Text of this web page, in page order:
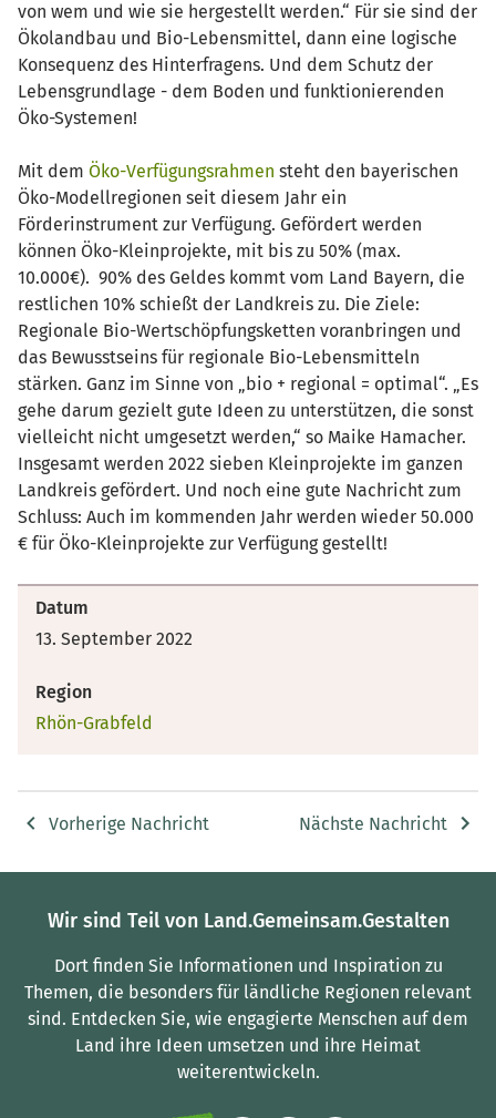
von wem und wie sie hergestellt werden.“ Für sie sind der
Ökolandbau und Bio-Lebensmittel, dann eine logische
Konsequenz des Hinterfragens. Und dem Schutz der
Lebensgrundlage - dem Boden und funktionierenden
Öko-Systemen!
Mit dem Öko-Verfügungsrahmen steht den bayerischen
Öko-Modellregionen seit diesem Jahr ein
Förderinstrument zur Verfügung. Gefördert werden
können Öko-Kleinprojekte, mit bis zu 50% (max.
10.000€). 90% des Geldes kommt vom Land Bayern, die
restlichen 10% schießt der Landkreis zu. Die Ziele:
Regionale Bio-Wertschöpfungsketten voranbringen und
das Bewusstseins für regionale Bio-Lebensmitteln
stärken. Ganz im Sinne von „bio + regional = optimal“. „Es
gehe darum gezielt gute Ideen zu unterstützen, die sonst
vielleicht nicht umgesetzt werden,“ so Maike Hamacher.
Insgesamt werden 2022 sieben Kleinprojekte im ganzen
Landkreis gefördert. Und noch eine gute Nachricht zum
Schluss: Auch im kommenden Jahr werden wieder 50.000
€ für Öko-Kleinprojekte zur Verfügung gestellt!
Datum
13. September 2022
Region
Rhön-Grabfeld
Vorherige Nachricht Nächste Nachricht
Wir sind Teil von Land.Gemeinsam.Gestalten
Dort finden Sie Informationen und Inspiration zu
Themen, die besonders für ländliche Regionen relevant
sind. Entdecken Sie, wie engagierte Menschen auf dem
Land ihre Ideen umsetzen und ihre Heimat
weiterentwickeln.